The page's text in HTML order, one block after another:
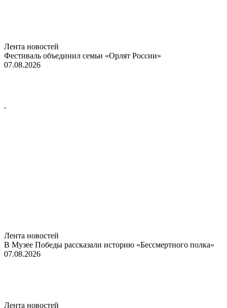
Лента новостей
Фестиваль объединил семьи «Орлят России»
07.08.2026
Лента новостей
В Музее Победы рассказали историю «Бессмертного полка»
07.08.2026
Лента новостей